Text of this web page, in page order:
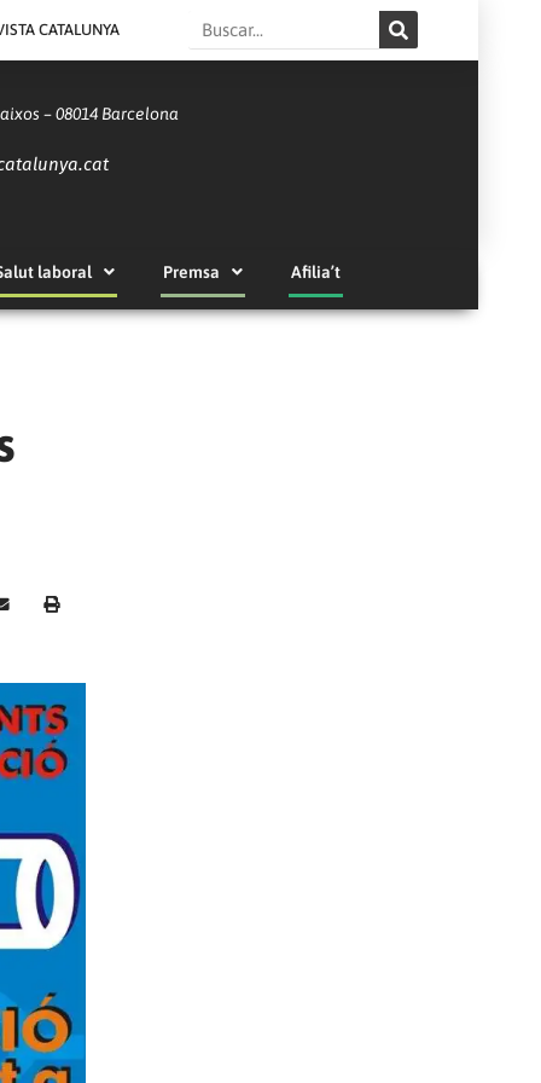
CATALUNYA Search
– 08014 Barcelona
laboral Premsa Afilia’t